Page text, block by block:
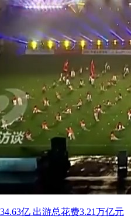
亿 出游总花费3.21万亿元